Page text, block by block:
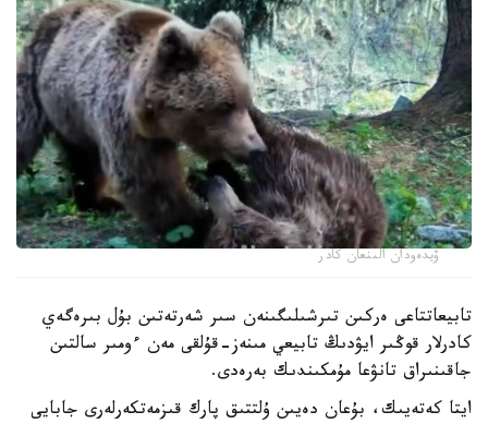
ۆيدەودان الىنعان كادر
تابيعاتتاعى ەركىن تىرشىلىگىنەن سىر شەرتەتىن بۇل بىرەگەي
كادرلار قوڭىر ايۋدىڭ تابيعي مىنەز-قۇلقى مەن ءومىر سالتىن
جاقىنىراق تانۋعا مۇمكىندىك بەرەدى.
ايتا كەتەيىك، بۇعان دەيىن ۇلتتىق پارك قىزمەتكەرلەرى جابايى